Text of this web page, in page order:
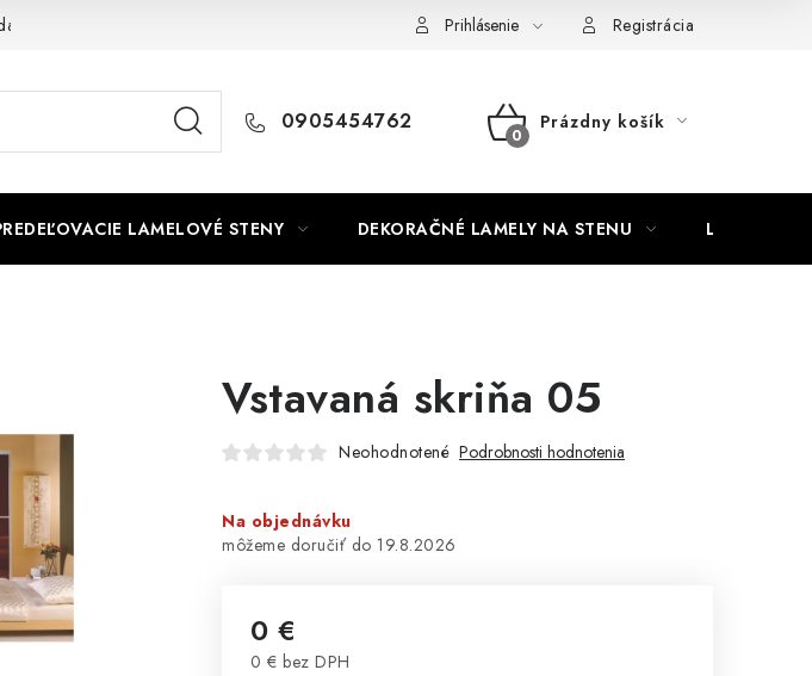
Nábytok na mieru Najpredávanejšie produkty
Prihlásenie Registrácia
0905454762
NÁKUPNÝ
Prázdny košík
LAMELOVÉ STENY DEKORAČNÉ LAMELY NA STENU LAMELOVÉ
Vstavaná skriňa 05
Neohodnotené Podrobnosti hodnotenia
Na objednávku
19.8.2026
0 €
0 € bez DPH